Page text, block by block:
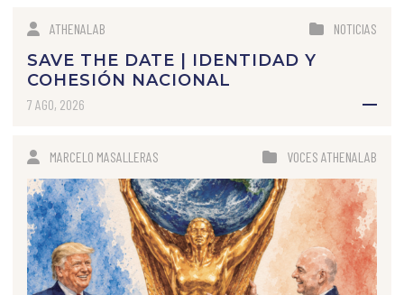
ATHENALAB NOTICIAS
SAVE THE DATE | IDENTIDAD Y
COHESIÓN NACIONAL
7 AGO, 2026
MARCELO MASALLERAS VOCES ATHENALAB